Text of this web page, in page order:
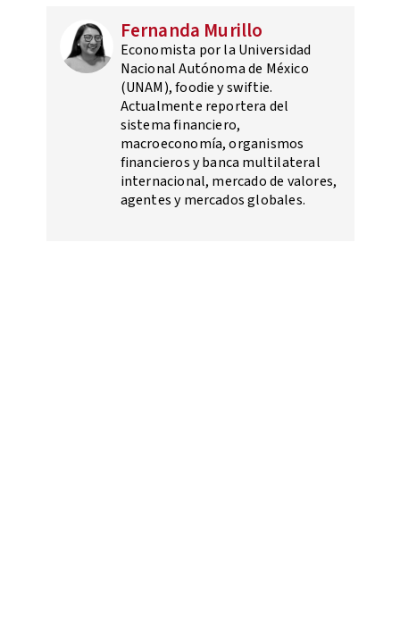
Fernanda Murillo
Economista por la Universidad
Nacional Autónoma de México
(UNAM), foodie y swiftie.
Actualmente reportera del
sistema financiero,
macroeconomía, organismos
financieros y banca multilateral
internacional, mercado de valores,
agentes y mercados globales.